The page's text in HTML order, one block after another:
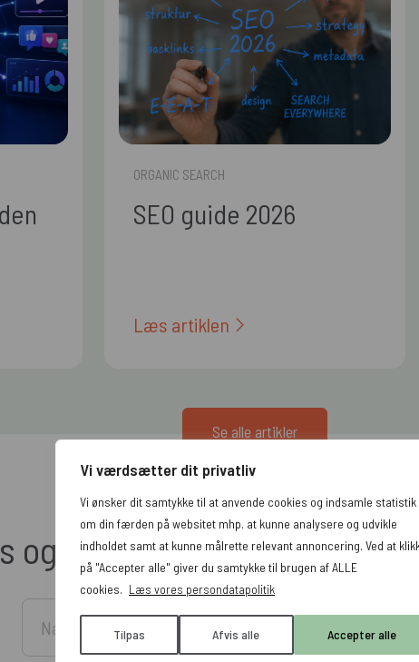
Vi værdsætter dit privatliv
Vi ønsker dit samtykke til at anvende cookies og indsamle statistik
om din færden på websitet mhp. at kunne analysere og udvikle
indholdet samt at kunne målrette relevant annoncering. Ved at
på "Accepter alle" giver du samtykke til brugen af ALLE
cookies. Læs vores persondatapolitik
Tilpas Afvis alle Accepter alle
ORGANIC SEARCH
SEO guide 2026
Læs artiklen
Se alle artikler
og tricks leveret direkte til